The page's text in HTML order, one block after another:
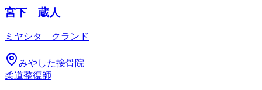
宮下 蔵人
ミヤシタ クランド
みやした接骨院
柔道整復師